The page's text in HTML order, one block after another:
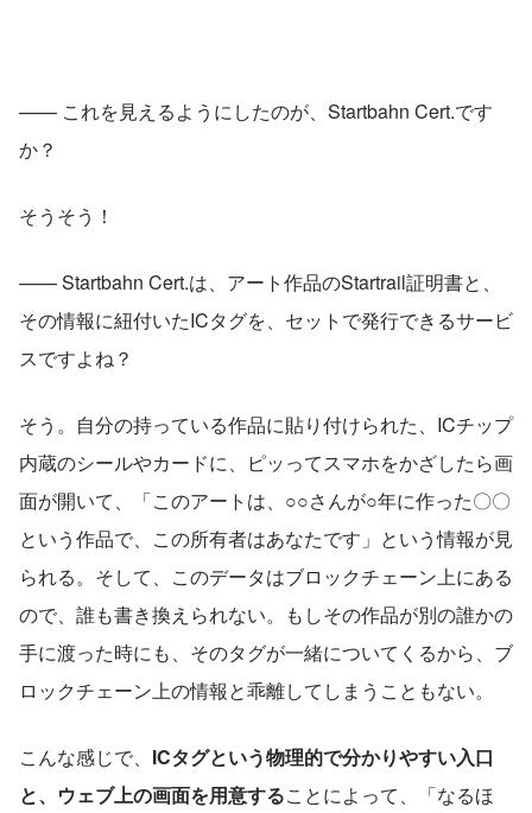
—— これを見えるようにしたのが、Startbahn Cert.です
か？
そうそう！
—— Startbahn Cert.は、アート作品のStartrail証明書と、
その情報に紐付いたICタグを、セットで発行できるサービ
スですよね？
そう。自分の持っている作品に貼り付けられた、ICチップ
内蔵のシールやカードに、ピッってスマホをかざしたら画
面が開いて、「このアートは、○○さんが○年に作った〇〇
という作品で、この所有者はあなたです」という情報が見
られる。そして、このデータはブロックチェーン上にある
ので、誰も書き換えられない。もしその作品が別の誰かの
手に渡った時にも、そのタグが一緒についてくるから、ブ
ロックチェーン上の情報と乖離してしまうこともない。
こんな感じで、 ICタグという物理的で分かりやすい入口
と、ウェブ上の画面を用意することによって、「なるほ